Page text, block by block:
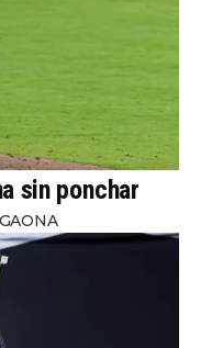
sin ponchar